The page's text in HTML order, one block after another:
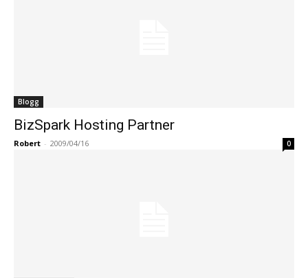
Blogg
BizSpark Hosting Partner
Robert - 2009/04/16 0